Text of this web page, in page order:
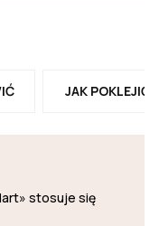
JAK POKLEJIĆ
stosuje się